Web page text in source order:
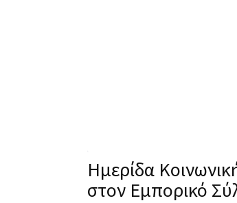
Ημερίδα
στον Εμπορικό